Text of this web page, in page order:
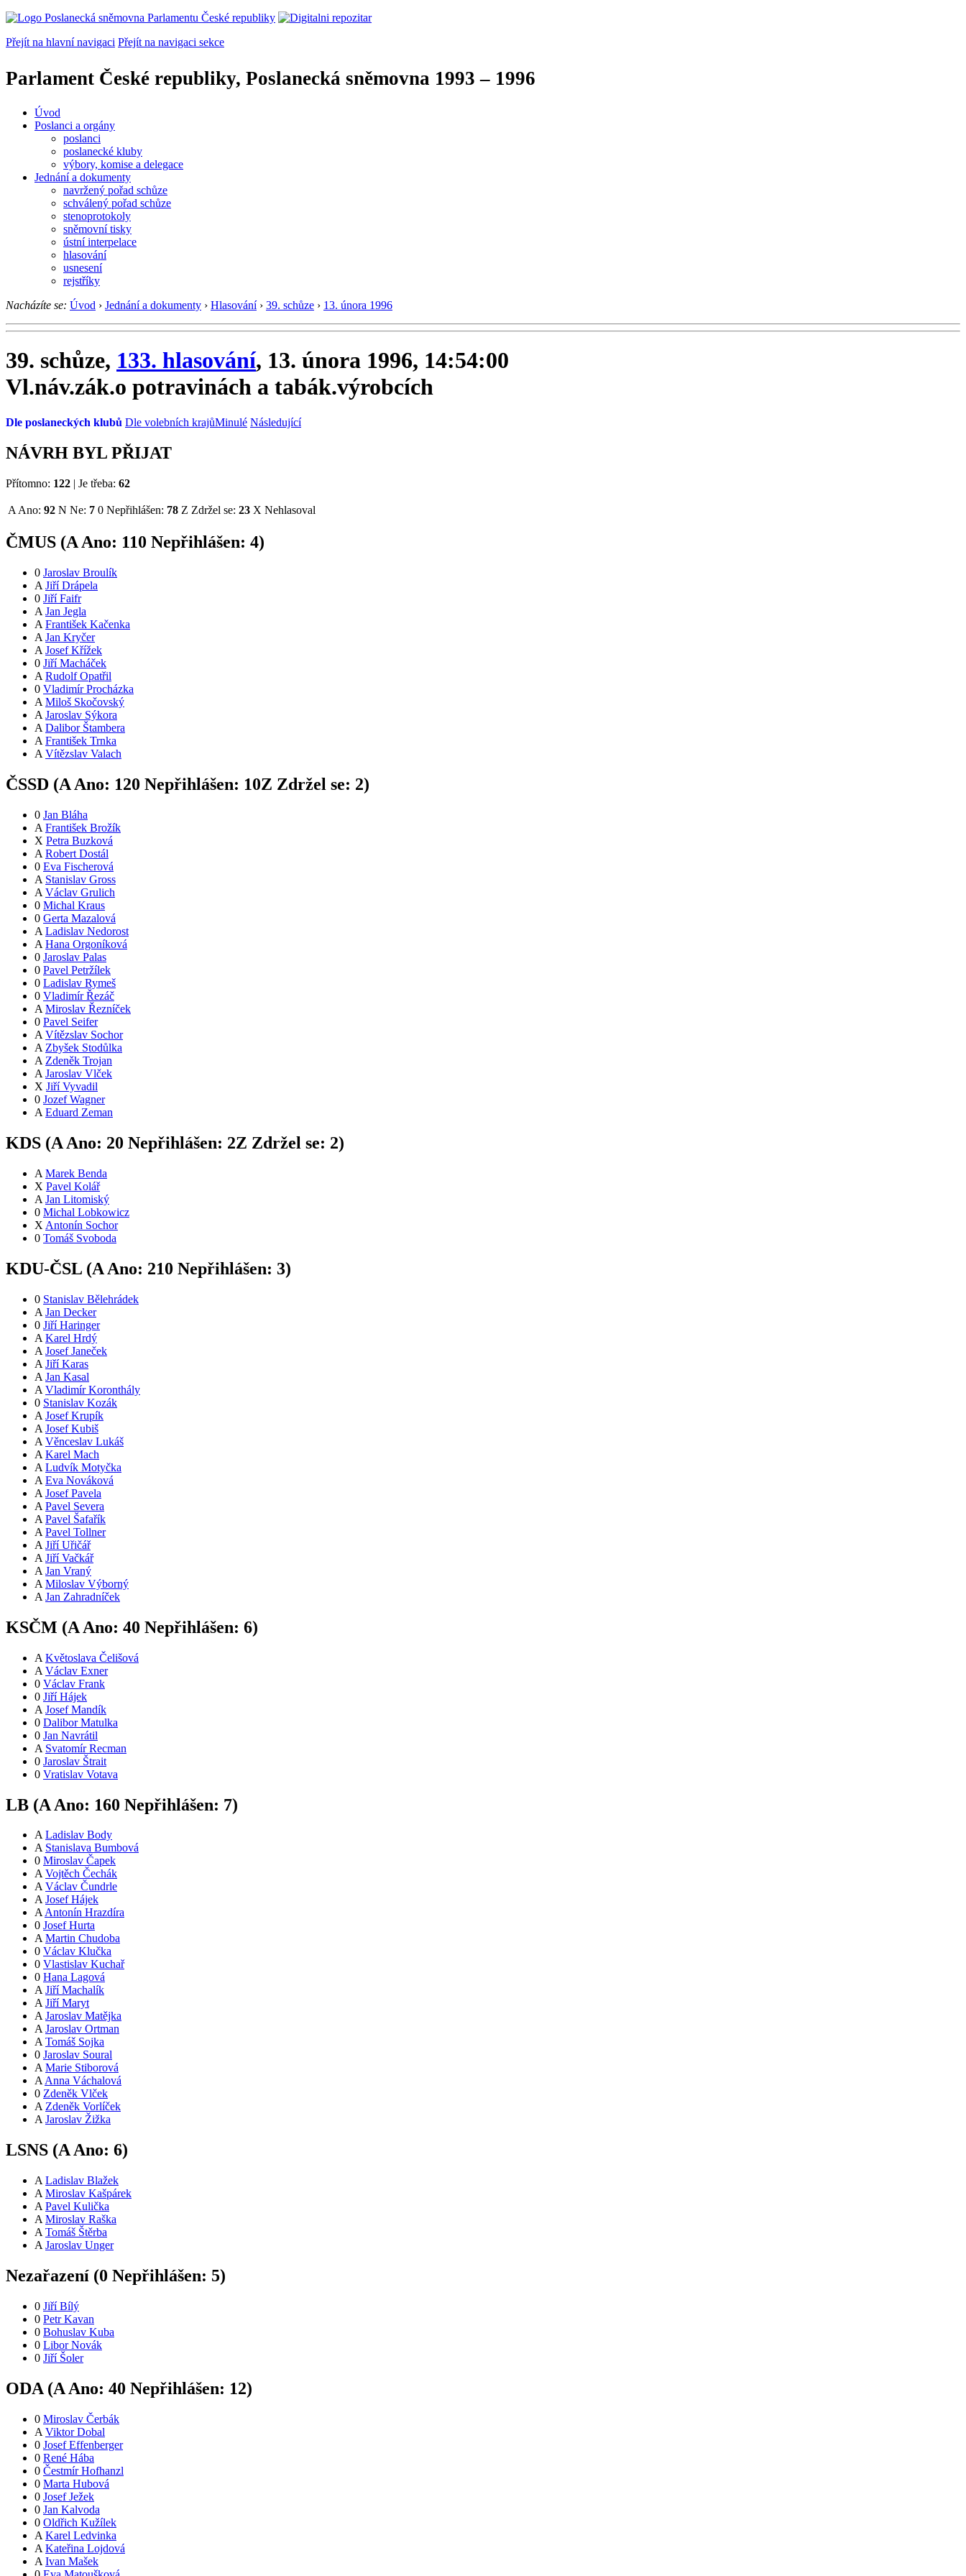
Přejít na hlavní navigaci Přejít na navigaci sekce
Parlament České republiky, Poslanecká sněmovna 1993 – 1996
Úvod
Poslanci a orgány
poslanci
poslanecké kluby
výbory, komise a delegace
Jednání a dokumenty
navržený pořad schůze
schválený pořad schůze
stenoprotokoly
sněmovní tisky
ústní interpelace
hlasování
usnesení
rejstříky
Nacházíte se: Úvod › Jednání a dokumenty › Hlasování › 39. schůze › 13. února 1996
39. schůze, 133. hlasování, 13. února 1996, 14:54:00
Vl.náv.zák.o potravinách a tabák.výrobcích
Dle poslaneckých klubů Dle volebních krajůMinulé Následující
NÁVRH BYL PŘIJAT
Přítomno: 122 | Je třeba: 62
A Ano: 92 N Ne: 7 0 Nepřihlášen: 78 Z Zdržel se: 23 X Nehlasoval
ČMUS (AAno: 110 Nepřihlášen: 4)
0 Jaroslav Broulík
A Jiří Drápela
0 Jiří Faifr
A Jan Jegla
A František Kačenka
A Jan Kryčer
A Josef Křížek
0 Jiří Macháček
A Rudolf Opatřil
0 Vladimír Procházka
A Miloš Skočovský
A Jaroslav Sýkora
A Dalibor Štambera
A František Trnka
A Vítězslav Valach
ČSSD (AAno: 120 Nepřihlášen: 10Z Zdržel se: 2)
0 Jan Bláha
A František Brožík
X Petra Buzková
A Robert Dostál
0 Eva Fischerová
A Stanislav Gross
A Václav Grulich
0 Michal Kraus
0 Gerta Mazalová
A Ladislav Nedorost
A Hana Orgoníková
0 Jaroslav Palas
0 Pavel Petržílek
0 Ladislav Rymeš
0 Vladimír Řezáč
A Miroslav Řezníček
0 Pavel Seifer
A Vítězslav Sochor
A Zbyšek Stodůlka
A Zdeněk Trojan
A Jaroslav Vlček
X Jiří Vyvadil
0 Jozef Wagner
A Eduard Zeman
KDS (A Ano: 20 Nepřihlášen: 2Z Zdržel se: 2)
A Marek Benda
X Pavel Kolář
A Jan Litomiský
0 Michal Lobkowicz
X Antonín Sochor
0 Tomáš Svoboda
KDU-ČSL (A Ano: 210 Nepřihlášen: 3)
0 Stanislav Bělehrádek
A Jan Decker
0 Jiří Haringer
A Karel Hrdý
A Josef Janeček
A Jiří Karas
A Jan Kasal
A Vladimír Koronthály
0 Stanislav Kozák
A Josef Krupík
A Josef Kubiš
A Věnceslav Lukáš
A Karel Mach
A Ludvík Motyčka
A Eva Nováková
A Josef Pavela
A Pavel Severa
A Pavel Šafařík
A Pavel Tollner
A Jiří Uřičář
A Jiří Vačkář
A Jan Vraný
A Miloslav Výborný
A Jan Zahradníček
KSČM (A Ano: 40 Nepřihlášen: 6)
A Květoslava Čelišová
A Václav Exner
0 Václav Frank
0 Jiří Hájek
A Josef Mandík
0 Dalibor Matulka
0 Jan Navrátil
A Svatomír Recman
0 Jaroslav Štrait
0 Vratislav Votava
LB (A Ano: 160 Nepřihlášen: 7)
A Ladislav Body
A Stanislava Bumbová
0 Miroslav Čapek
A Vojtěch Čechák
A Václav Čundrle
A Josef Hájek
AAntonín Hrazdíra
0 Josef Hurta
A Martin Chudoba
0 Václav Klučka
0 Vlastislav Kuchař
0 Hana Lagová
A Jiří Machalík
A Jiří Maryt
A Jaroslav Matějka
A Jaroslav Ortman
A Tomáš Sojka
0 Jaroslav Soural
A Marie Stiborová
AAnna Váchalová
0 Zdeněk Vlček
A Zdeněk Vorlíček
A Jaroslav Žižka
LSNS (AAno: 6)
A Ladislav Blažek
A Miroslav Kašpárek
A Pavel Kulička
A Miroslav Raška
A Tomáš Štěrba
A Jaroslav Unger
Nezařazení (0 Nepřihlášen: 5)
0 Jiří Bílý
0 Petr Kavan
0 Bohuslav Kuba
0 Libor Novák
0 Jiří Šoler
ODA (A Ano: 40 Nepřihlášen: 12)
0 Miroslav Čerbák
A Viktor Dobal
0 Josef Effenberger
0 René Hába
0 Čestmír Hofhanzl
0 Marta Hubová
0 Josef Ježek
0 Jan Kalvoda
0 Oldřich Kužílek
A Karel Ledvinka
A Kateřina Lojdová
A Ivan Mašek